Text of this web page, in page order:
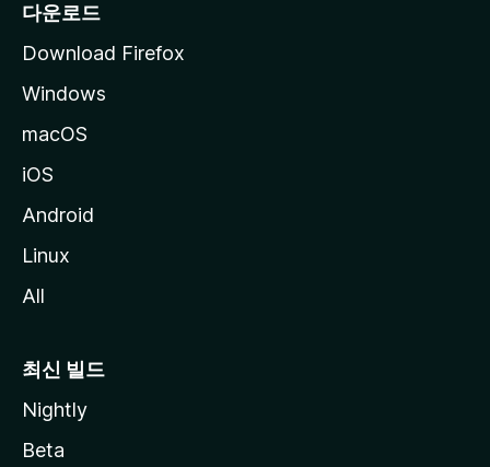
다운로드
Download Firefox
Windows
macOS
iOS
Android
Linux
All
최신 빌드
Nightly
Beta